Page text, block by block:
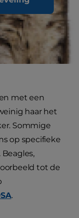
met een
haar het
Sommige
op specifieke
tot de
.